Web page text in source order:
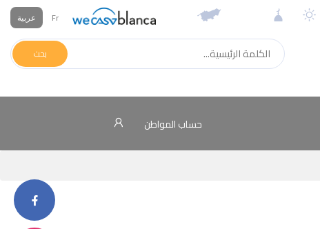
Fr عربية
بحث
حساب المواطن